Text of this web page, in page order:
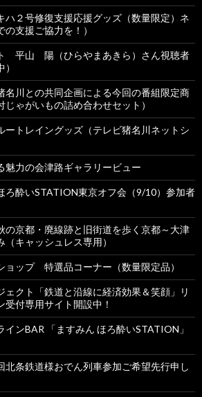
２号修復支援応援グッズ（数量限定）ネ
支援ご協力を！）
平山 陽（ひらやまあきら）さん視聴者
川との共同企画による今回の番組限定商
ゃがいもの詰め合わせセット）
トレイングッズ（テレビ猪名川ネットシ
力の会津路ギャラリービュー
酔いSTATION東京オフ会（9/10）参加者
京都・廃線跡と旧街道を歩く京都～大津
キャッシュレス専用）
ップ 特選品コーナー（数量限定品）
クト「鉄道と沿線に経済効果＆笑顔」リ
付専用サイト開設中！
ンBAR 「ますみん ほろ酔いSTATION」
条鉄道様おでん列車参加ご希望先行申し